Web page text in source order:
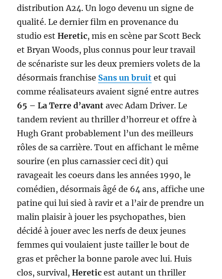
distribution A24. Un logo devenu un signe de
qualité. Le dernier film en provenance du
studio estHeretic, mis en scène par Scott Beck
et Bryan Woods, plus connus pour leur travail
de scénariste sur les deux premiers volets de la
désormais franchise Sans un bruit et qui
comme réalisateurs avaient signé entre autres
65 – La Terre d’avantavec Adam Driver. Le
tandem revient au thriller d’horreur et offre à
Hugh Grant probablement l’un des meilleurs
rôles de sa carrière. Tout en affichant le même
sourire (en plus carnassier ceci dit) qui
ravageait les coeurs dans les années 1990, le
comédien, désormais âgé de 64 ans, affiche une
patine qui lui sied à ravir et a l’air de prendre un
malin plaisir à jouer les psychopathes, bien
décidé à jouer avec les nerfs de deux jeunes
femmes qui voulaient juste tailler le bout de
gras et prêcher la bonne parole avec lui. Huis
clos, survival,Heretic est autant un thriller